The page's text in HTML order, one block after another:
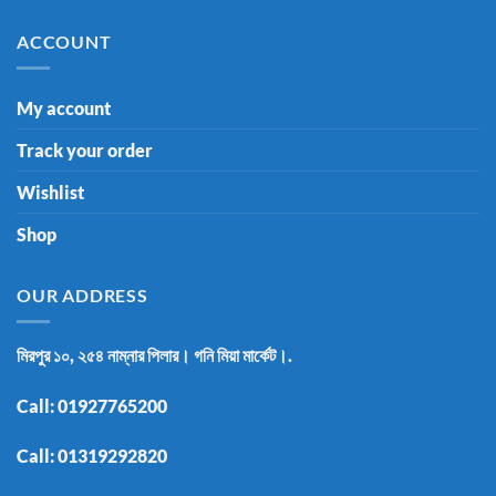
ACCOUNT
My account
Track your order
Wishlist
Shop
OUR ADDRESS
মিরপুর ১০, ২৫৪ নাম্নার পিলার। গনি মিয়া মার্কেট।.
Call:01927765200
Call:01319292820